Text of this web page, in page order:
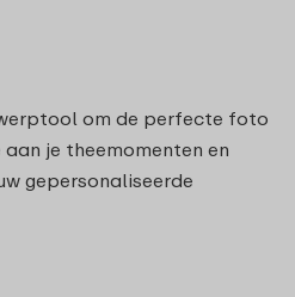
om de perfecte foto
je theemomenten en
gepersonaliseerde